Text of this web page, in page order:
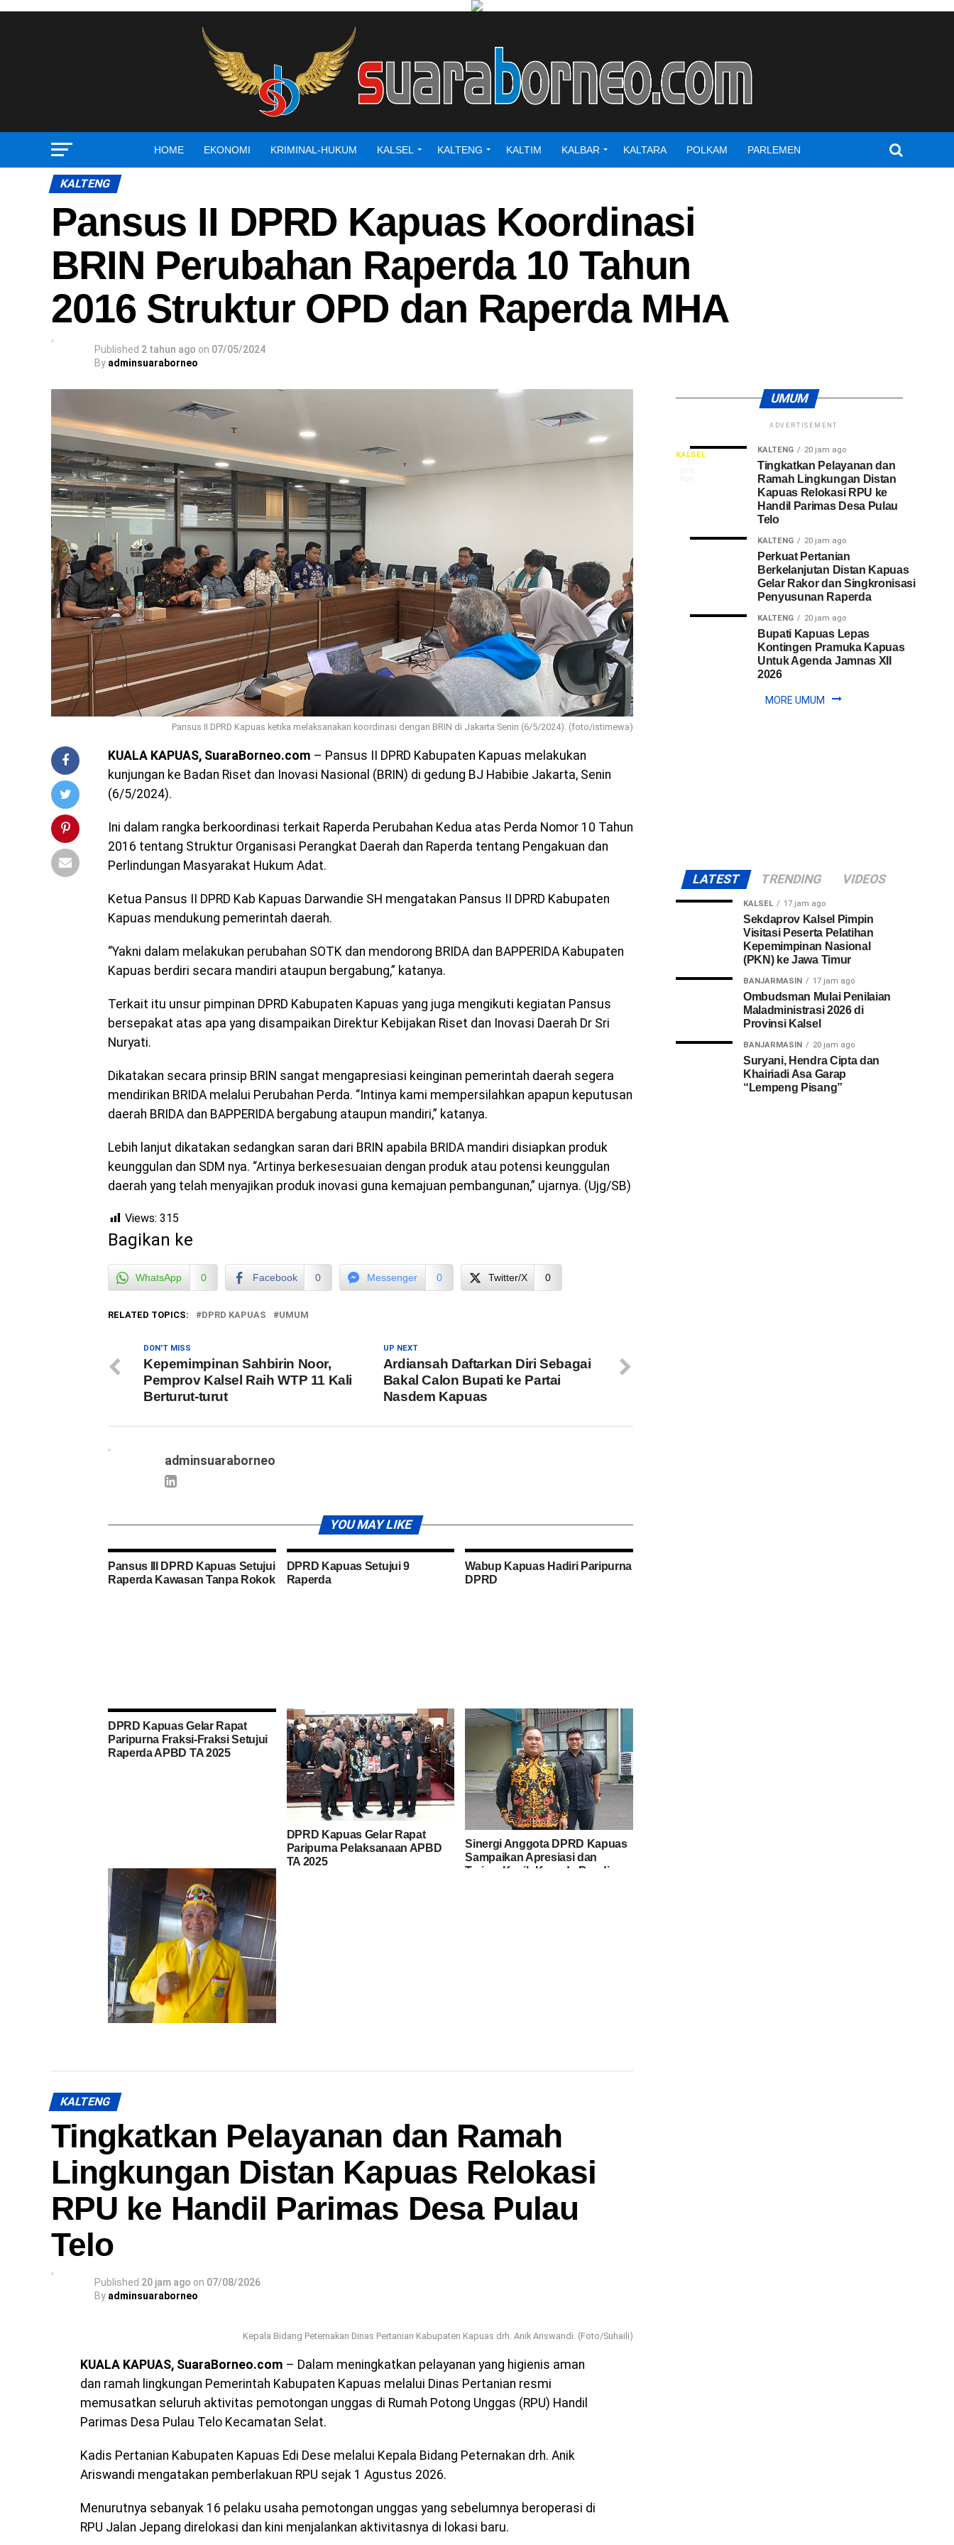
HOME EKONOMI KRIMINAL-HUKUM KALSEL KALTENG KALTIM KALBAR KALTARA POLKAM PARLEMEN
KALTENG
Pansus II DPRD Kapuas Koordinasi
BRIN Perubahan Raperda 10 Tahun
2016 Struktur OPD dan Raperda MHA
Published 2 tahun ago on 07/05/2024
By adminsuaraborneo
Pansus II DPRD Kapuas ketika melaksanakan koordinasi dengan BRIN di Jakarta Senin (6/5/2024). (foto/istimewa)
KUALA KAPUAS, SuaraBorneo.com – Pansus II DPRD Kabupaten Kapuas melakukan
kunjungan ke Badan Riset dan Inovasi Nasional (BRIN) di gedung BJ Habibie Jakarta, Senin
(6/5/2024).
Ini dalam rangka berkoordinasi terkait Raperda Perubahan Kedua atas Perda Nomor 10 Tahun
2016 tentang Struktur Organisasi Perangkat Daerah dan Raperda tentang Pengakuan dan
Perlindungan Masyarakat Hukum Adat.
Ketua Pansus II DPRD Kab Kapuas Darwandie SH mengatakan Pansus II DPRD Kabupaten
Kapuas mendukung pemerintah daerah.
“Yakni dalam melakukan perubahan SOTK dan mendorong BRIDA dan BAPPERIDA Kabupaten
Kapuas berdiri secara mandiri ataupun bergabung,” katanya.
Terkait itu unsur pimpinan DPRD Kabupaten Kapuas yang juga mengikuti kegiatan Pansus
bersepakat atas apa yang disampaikan Direktur Kebijakan Riset dan Inovasi Daerah Dr Sri
Nuryati.
Dikatakan secara prinsip BRIN sangat mengapresiasi keinginan pemerintah daerah segera
mendirikan BRIDA melalui Perubahan Perda. “Intinya kami mempersilahkan apapun keputusan
daerah BRIDA dan BAPPERIDA bergabung ataupun mandiri,” katanya.
Lebih lanjut dikatakan sedangkan saran dari BRIN apabila BRIDA mandiri disiapkan produk
keunggulan dan SDM nya. “Artinya berkesesuaian dengan produk atau potensi keunggulan
daerah yang telah menyajikan produk inovasi guna kemajuan pembangunan,” ujarnya. (Ujg/SB)
Views: 315
Bagikan ke
WhatsApp 0 Facebook 0 Messenger 0 Twitter/X 0
RELATED TOPICS: DPRD KAPUAS UMUM
UP NEXT
Ardiansah Daftarkan Diri Sebagai
Bakal Calon Bupati ke Partai
Nasdem Kapuas
DON'T MISS
Kepemimpinan Sahbirin Noor,
Pemprov Kalsel Raih WTP 11 Kali
Berturut-turut
adminsuaraborneo
YOU MAY LIKE
Pansus III DPRD Kapuas Setujui
Raperda Kawasan Tanpa Rokok
DPRD Kapuas Setujui 9
Raperda
Wabup Kapuas Hadiri Paripurna
DPRD
DPRD Kapuas Gelar Rapat
Paripurna Fraksi-Fraksi Setujui
Raperda APBD TA 2025
DPRD Kapuas Gelar Rapat
Paripurna Pelaksanaan APBD
TA 2025
Sinergi Anggota DPRD Kapuas
Sampaikan Apresiasi dan
Terima Kasih Kepada Dandim
KALTENG
Tingkatkan Pelayanan dan Ramah
Lingkungan Distan Kapuas Relokasi
RPU ke Handil Parimas Desa Pulau
Telo
Published 20 jam ago on 07/08/2026
By adminsuaraborneo
Kepala Bidang Peternakan Dinas Pertanian Kabupaten Kapuas drh. Anik Ariswandi. (Foto/Suhaili)
KUALA KAPUAS, SuaraBorneo.com – Dalam meningkatkan pelayanan yang higienis aman
dan ramah lingkungan Pemerintah Kabupaten Kapuas melalui Dinas Pertanian resmi
memusatkan seluruh aktivitas pemotongan unggas di Rumah Potong Unggas (RPU) Handil
Parimas Desa Pulau Telo Kecamatan Selat.
Kadis Pertanian Kabupaten Kapuas Edi Dese melalui Kepala Bidang Peternakan drh. Anik
Ariswandi mengatakan pemberlakuan RPU sejak 1 Agustus 2026.
Menurutnya sebanyak 16 pelaku usaha pemotongan unggas yang sebelumnya beroperasi di
RPU Jalan Jepang direlokasi dan kini menjalankan aktivitasnya di lokasi baru.
UMUM
KALSEL
Sekdaprov
Pimpin
Visitasi
Peserta
Pelatihan
Kepemimpinan
Nasional
SuaraBorneo.com
Selatan
Daerah
17
jam
ago
Mulai
Maladministrasi
Provinsi
20
jam
ago
Hendra
Garap
ADVERTISEMENT
KALTENG 20 jam ago
Tingkatkan Pelayanan dan
Ramah Lingkungan Distan
Kapuas Relokasi RPU ke
Handil Parimas Desa Pulau
Telo
KALTENG 20 jam ago
Perkuat Pertanian
Berkelanjutan Distan Kapuas
Gelar Rakor dan Singkronisasi
Penyusunan Raperda
KALTENG 20 jam ago
Bupati Kapuas Lepas
Kontingen Pramuka Kapuas
Untuk Agenda Jamnas XII
2026
MORE UMUM
LATEST TRENDING VIDEOS
KALSEL 17 jam ago
Sekdaprov Kalsel Pimpin
Visitasi Peserta Pelatihan
Kepemimpinan Nasional
(PKN) ke Jawa Timur
BANJARMASIN 17 jam ago
Ombudsman Mulai Penilaian
Maladministrasi 2026 di
Provinsi Kalsel
BANJARMASIN 20 jam ago
Suryani, Hendra Cipta dan
Khairiadi Asa Garap
“Lempeng Pisang”